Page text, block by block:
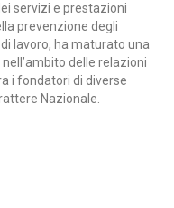
servizi e prestazioni
prevenzione degli
lavoro, ha maturato una
delle relazioni
i fondatori di diverse
Nazionale.